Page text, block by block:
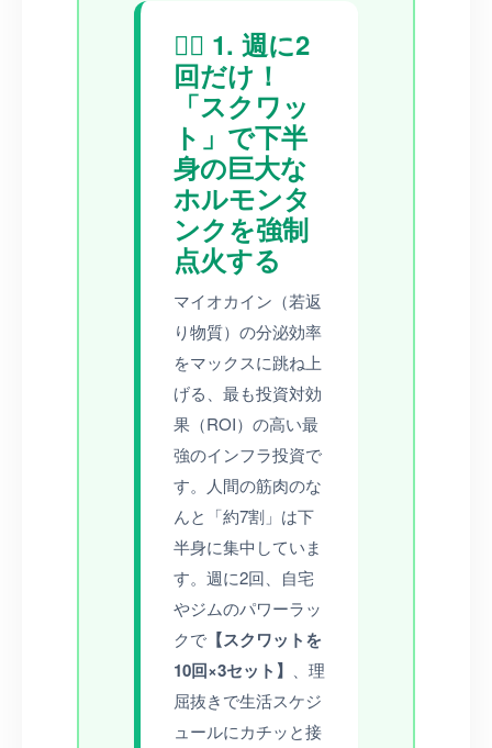
🏋️‍♂️ 1. 週に2
回だけ！
「スクワッ
ト」で下半
身の巨大な
ホルモンタ
ンクを強制
点火する
マイオカイン（若返
り物質）の分泌効率
をマックスに跳ね上
げる、最も投資対効
果（ROI）の高い最
強のインフラ投資で
す。人間の筋肉のな
んと「約7割」は下
半身に集中していま
す。週に2回、自宅
やジムのパワーラッ
クで 【スクワットを
10回×3セット】
、理
屈抜きで生活スケジ
ュールにカチッと接